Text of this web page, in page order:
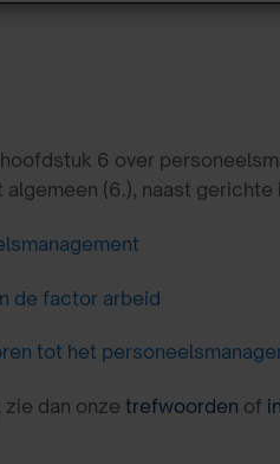
6 over
(6.), naast gerichte
de factor arbeid
tot het
dan onze trefwoorden of